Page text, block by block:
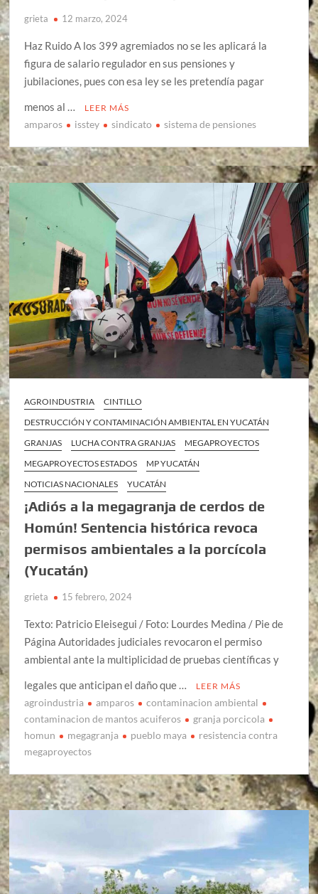
grieta 12 marzo, 2024
Haz Ruido A los 399 agremiados no se les aplicará la
figura de salario regulador en sus pensiones y
jubilaciones, pues con esa ley se les pretendía pagar
menos al …
LEER MÁS
amparos isstey sindicato sistema de pensiones
AGROINDUSTRIA
CINTILLO
DESTRUCCIÓN Y CONTAMINACIÓN AMBIENTAL EN YUCATÁN
GRANJAS
LUCHA CONTRA GRANJAS
MEGAPROYECTOS
MEGAPROYECTOS ESTADOS
MP YUCATÁN
NOTICIAS NACIONALES
YUCATÁN
¡Adiós a la megagranja de cerdos de
Homún! Sentencia histórica revoca
permisos ambientales a la porcícola
(Yucatán)
grieta 15 febrero, 2024
Texto: Patricio Eleisegui / Foto: Lourdes Medina / Pie de
Página Autoridades judiciales revocaron el permiso
ambiental ante la multiplicidad de pruebas científicas y
legales que anticipan el daño que …
LEER MÁS
agroindustria amparos
contaminacion ambiental
contaminacion de mantos acuiferos
granja porcicola
homun
megagranja pueblo maya
resistencia contra
megaproyectos